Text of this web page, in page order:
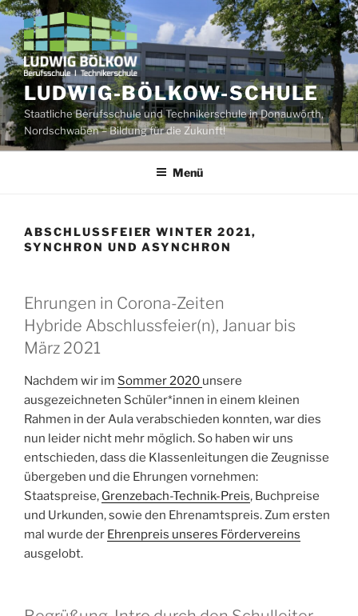
Zum
Inhalt
springen
LUDWIG-BÖLKOW-SCHULE
Staatliche Berufsschule und Technikerschule in Donauwörth,
Nordschwaben – Bildung für die Zukunft!
Menü
ABSCHLUSSFEIER WINTER 2021,
SYNCHRON UND ASYNCHRON
Ehrungen in Corona-Zeiten
Hybride Abschlussfeier(n), Januar bis
März 2021
Nachdem wir im Sommer 2020 unsere
ausgezeichneten Schüler*innen in einem kleinen
Rahmen in der Aula verabschieden konnten, war dies
nun leider nicht mehr möglich. So haben wir uns
entschieden, dass die Klassenleitungen die Zeugnisse
übergeben und die Ehrungen vornehmen:
Staatspreise, Grenzebach-Technik-Preis, Buchpreise
und Urkunden, sowie den Ehrenamtspreis. Zum ersten
mal wurde der Ehrenpreis unseres Fördervereins
ausgelobt.